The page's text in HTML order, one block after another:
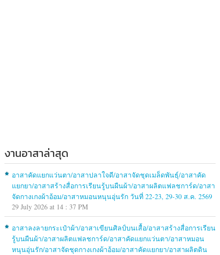
งานอาสาล่าสุด
อาสาคัดแยกแว่นตา/อาสาปลาใจดี/อาสาจัดชุดเมล็ดพันธุ์/อาสาคัด
แยกยา/อาสาสร้างสื่อการเรียนรู้บนผืนผ้า/อาสาผลิตแฟลชการ์ด/อาสา
จัดกางเกงผ้าอ้อม/อาสาหมอนหนุนอุ่นรัก วันที่ 22-23, 29-30 ส.ค. 2569
29 July 2026 at 14 : 37 PM
อาสาลงลายกระเป๋าผ้า/อาสาเขียนศิลป์บนเสื้อ/อาสาสร้างสื่อการเรียน
รู้บนผืนผ้า/อาสาผลิตแฟลชการ์ด/อาสาคัดแยกแว่นตา/อาสาหมอน
หนุนอุ่นรัก/อาสาจัดชุดกางเกงผ้าอ้อม/อาสาคัดแยกยา/อาสาผลิตดิน